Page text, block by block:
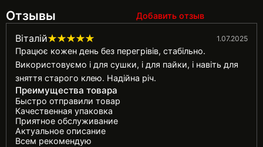
Отзывы Добавить отзыв
Віталій 1.07.2025
Працює кожен день без перегрівів, стабільно.
Використовуємо і для сушки, і для пайки, і навіть для
зняття старого клею. Надійна річ.
Преимущества товара
Быстро отправили товар
Качественная упаковка
Приятное обслуживание
Актуальное описание
Всем рекомендую